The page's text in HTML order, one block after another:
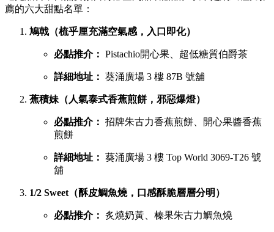
薦的六大甜點名單：
鳩戟（梳乎厘充滿空氣感，入口即化）
必點推介： Pistachio開心果、超低糖質伯爵茶
詳細地址： 葵涌廣場 3 樓 87B 號舖
蕉積妹（人氣泰式香蕉煎餅，邪惡爆燈）
必點推介： 招牌朱古力香蕉煎餅、開心果醬香蕉
煎餅
詳細地址： 葵涌廣場 3 樓 Top World 3069-T26 號
舖
1/2 Sweet（酥皮鯛魚燒，口感酥脆層層分明）
必點推介： 炙燒奶黃、榛果朱古力鯛魚燒